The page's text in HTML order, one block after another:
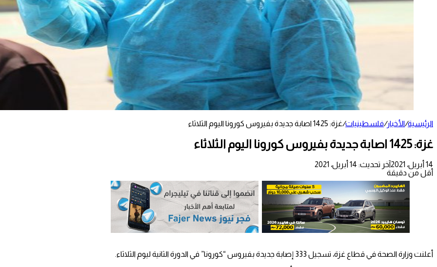
الرئيسية/الأخبار/فلسطينيات/غزة: 1425 اصابة جديدة بفيروس كورونا اليوم الثلاثاء
غزة: 1425 اصابة جديدة بفيروس كورونا اليوم الثلاثاء
14 أبريل، 2021
آخر تحديث: 14 أبريل، 2021
أقل من دقيقة
أعلنت وزارة الصحة في قطاع غزة، تسجيل 333 إصابة جديدة بفيروس “كورونا” في الدورة الثانية ليوم الثلاثاء.